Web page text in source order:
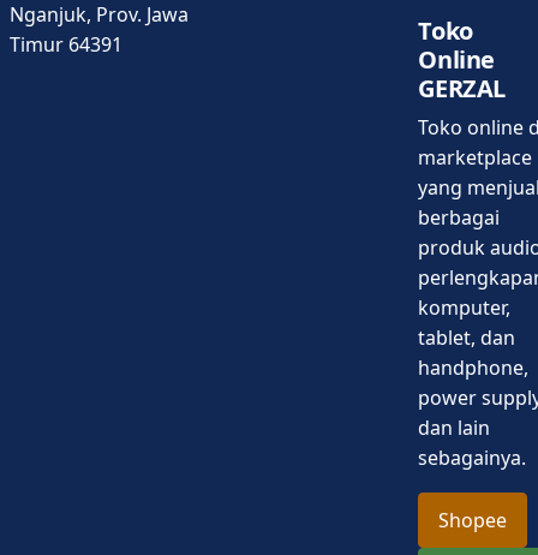
Nganjuk, Prov. Jawa
Timur 64391
Toko
Online
GERZAL
Toko online
marketplace
yang
berbagai
produk
komputer,
tablet, dan
handphone,
power
dan lain
sebagainya.
Shopee